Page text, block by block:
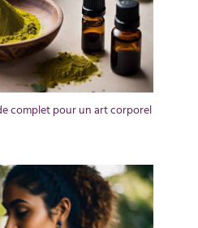
complet pour un art corporel